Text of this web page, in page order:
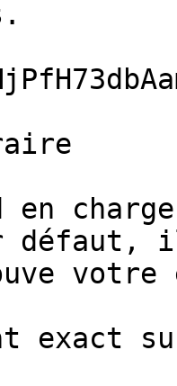
en
défaut,
votre
exact